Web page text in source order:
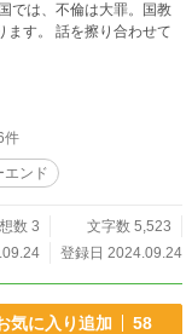
では、不倫は大罪。国教
ます。 話を擦り合わせて
件
エンド
数 3
文字数 5,523
登録日 2024.09.24
気に入り追加 58